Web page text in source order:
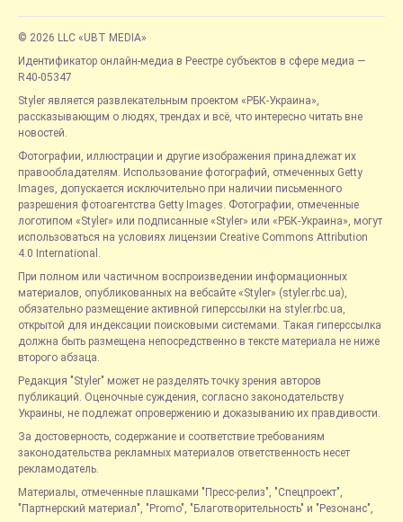
© 2026 LLC «UBT MEDIA»
Идентификатор онлайн-медиа в Реестре субъектов в сфере медиа —
R40-05347
Styler является развлекательным проектом «РБК-Украина»,
рассказывающим о людях, трендах и всё, что интересно читать вне
новостей.
Фотографии, иллюстрации и другие изображения принадлежат их
правообладателям. Использование фотографий, отмеченных Getty
Images, допускается исключительно при наличии письменного
разрешения фотоагентства Getty Images. Фотографии, отмеченные
логотипом «Styler» или подписанные «Styler» или «РБК-Украина», могут
использоваться на условиях лицензии Creative Commons Attribution
4.0 International.
При полном или частичном воспроизведении информационных
материалов, опубликованных на вебсайте «Styler» (styler.rbc.ua),
обязательно размещение активной гиперссылки на styler.rbc.ua,
открытой для индексации поисковыми системами. Такая гиперссылка
должна быть размещена непосредственно в тексте материала не ниже
второго абзаца.
Редакция "Styler" может не разделять точку зрения авторов
публикаций. Оценочные суждения, согласно законодательству
Украины, не подлежат опровержению и доказыванию их правдивости.
За достоверность, содержание и соответствие требованиям
законодательства рекламных материалов ответственность несет
рекламодатель.
Материалы, отмеченные плашками "Пресс-релиз", "Спецпроект",
"Партнерский материал", "Promo", "Благотворительность" и "Резонанс",